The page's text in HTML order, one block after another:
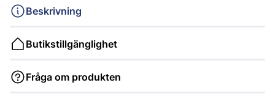
Beskrivning
Butikstillgänglighet
Fråga om produkten